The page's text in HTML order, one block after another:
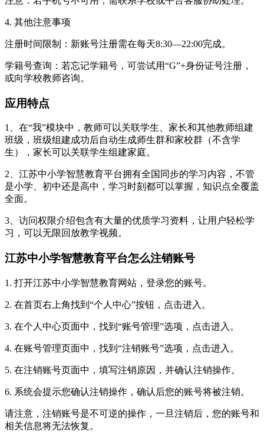
4. ‌其他注意事项‌
‌注册时间限制‌：新账号注册需在每天8:30—22:00完成。
‌学籍号查询‌：若忘记学籍号，可尝试用“G”+身份证号注册，
或向学校教师咨询。
应用特点
1、在“我”模块中，教师可以关联学生、家长和其他教师组建
班级，班级组建成功后自动生成师生群和家校群（不含学
生），家长可以关联学生组建家庭。
2、江苏中小学智慧教育平台拥有全国同步的学习内容，不管
是小学、初中还是高中，学习时刻都可以掌握，知识点全覆盖
全面。
3、访问权限介绍包含有大量的优质学习资料，让用户轻松学
习，可以无限回放教学视频。
江苏中小学智慧教育平台怎么注销账号
1. 打开江苏中小学智慧教育网站，登录您的账号。
2. 在首页右上角找到“个人中心”按钮，点击进入。
3. 在个人中心页面中，找到“账号管理”选项，点击进入。
4. 在账号管理页面中，找到“注销账号”选项，点击进入。
5. 在注销账号页面中，填写注销原因，并确认注销操作。
6. 系统会提示您确认注销操作，确认后您的账号将被注销。
请注意，注销账号是不可逆的操作，一旦注销后，您的账号和
相关信息将无法恢复。